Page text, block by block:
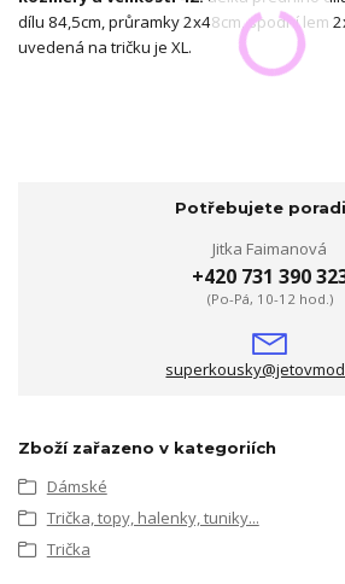
dílu 84,5cm, průramky 2x48cm, spodní lem
uvedená na tričku je XL.
Potřebujete
Jitka Faimanová
+420 731 390
(Po-Pá, 10-12 hod.)
Zboží zařazeno v kategoriích
Dámské
Trička, topy, halenky, tuniky...
Trička